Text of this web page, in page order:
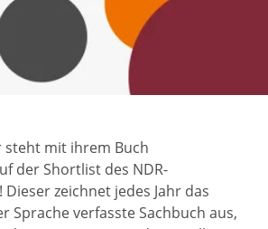
steht mit ihrem Buch
der Shortlist des NDR-
zeichnet jedes Jahr das
Sprache verfasste Sachbuch aus,